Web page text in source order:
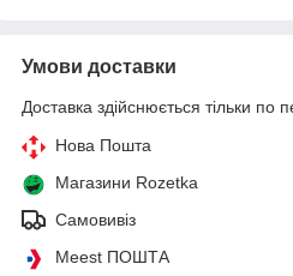
Умови доставки
Доставка здійснюється тільки по
Нова Пошта
Магазини Rozetka
Самовивіз
Meest ПОШТА